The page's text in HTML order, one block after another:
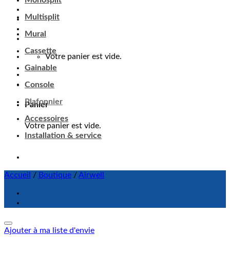
Votre panier est vide.
Panier
Votre panier est vide.
Multisplit
Mural
Cassette
Gainable
Console
Plafonnier
Accessoires
Installation & service
Accueil / Boutique /Airwell
Ajouter à ma liste d'envie